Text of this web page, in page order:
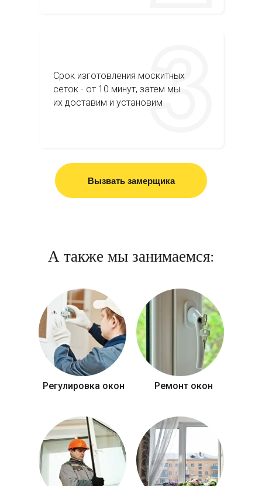
Срок изготовления москитных
сеток - от 10 минут, затем мы
их доставим и установим
Вызвать замерщика
А также мы занимаемся:
Регулировка окон Ремонт окон